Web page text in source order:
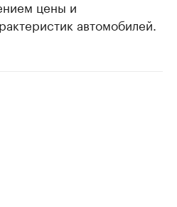
цены и
автомобилей.